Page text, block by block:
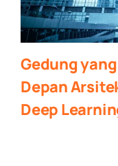
Gedung
Depan
Deep